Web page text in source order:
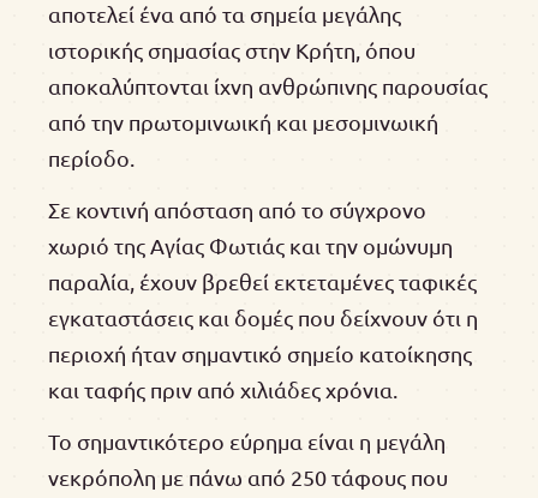
αποτελεί ένα από τα σημεία μεγάλης
ιστορικής σημασίας στην Κρήτη, όπου
αποκαλύπτονται ίχνη ανθρώπινης παρουσίας
από την πρωτομινωική και μεσομινωική
περίοδο.
Σε κοντινή απόσταση από το σύγχρονο
χωριό της Αγίας Φωτιάς και την ομώνυμη
παραλία, έχουν βρεθεί εκτεταμένες ταφικές
εγκαταστάσεις και δομές που δείχνουν ότι η
περιοχή ήταν σημαντικό σημείο κατοίκησης
και ταφής πριν από χιλιάδες χρόνια.
Το σημαντικότερο εύρημα είναι η μεγάλη
νεκρόπολη με πάνω από 250 τάφους που